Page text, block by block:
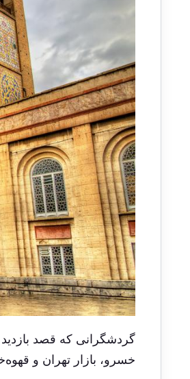
گردشگرانی که قصد بازدید
خسرو، بازار تهران و